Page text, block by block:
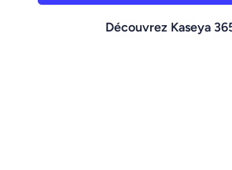
Découvrez Kaseya